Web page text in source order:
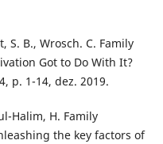
S. B., Wrosch. C. Family
Got to Do With It?
p. 1-14, dez. 2019.
Halim, H. Family
the key factors of